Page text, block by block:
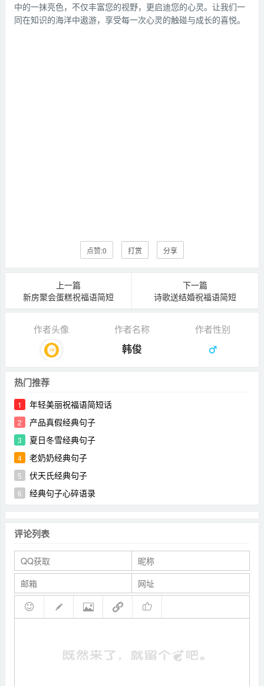
中的一抹亮色，不仅丰富您的视野，更启迪您的心灵。让我们一
同在知识的海洋中遨游，享受每一次心灵的触碰与成长的喜悦。
点赞:0 打赏 分享
上一篇
新房聚会蛋糕祝福语简短
下一篇
诗歌送结婚祝福语简短
作者头像 作者名称 作者性别
韩俊
热门推荐
1 年轻美丽祝福语简短话
2 产品真假经典句子
3 夏日冬雪经典句子
4 老奶奶经典句子
5 伏天氏经典句子
6 经典句子心碎语录
评论列表